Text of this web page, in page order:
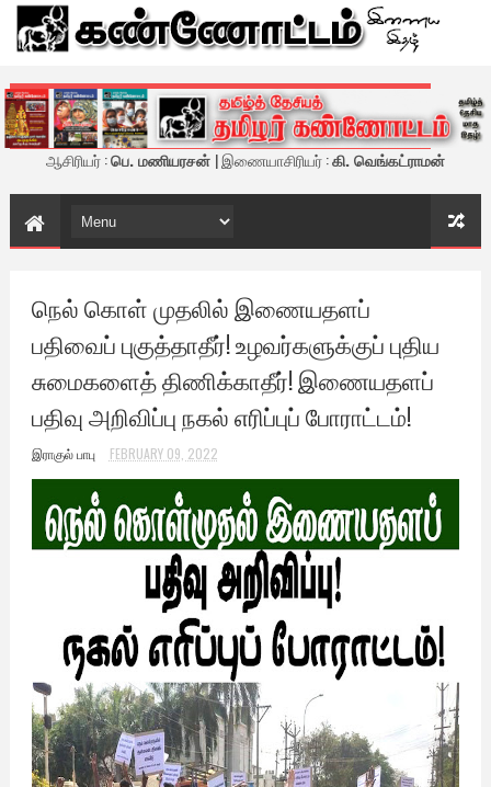
கண்ணோட்டம் - இணைய இதழ்
ஆசிரியர் :பெ. மணியரசன் | இணையாசிரியர் :கி. வெங்கட்ராமன்
நெல் கொள் முதலில் இணையதளப்
பதிவைப் புகுத்தாதீர்! உழவர்களுக்குப் புதிய
சுமைகளைத் திணிக்காதீர்! இணையதளப்
பதிவு அறிவிப்பு நகல் எரிப்புப் போராட்டம்!
இராகுல் பாபு FEBRUARY 09, 2022